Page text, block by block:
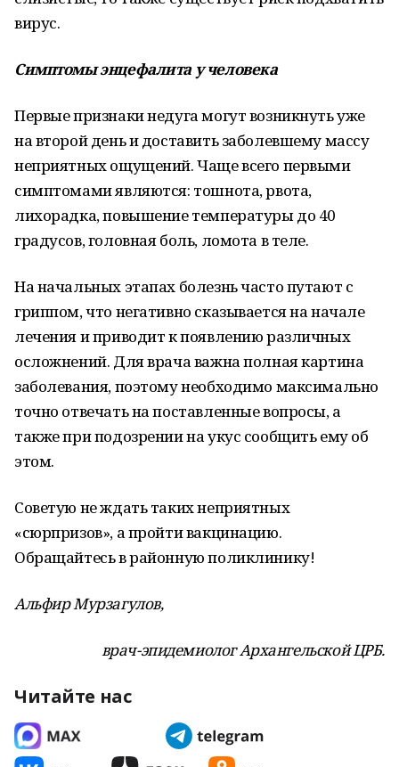
вирус.
Симптомы энцефалита у человека
Первые признаки недуга могут возникнуть уже
на второй день и доставить заболевшему массу
неприятных ощущений. Чаще всего первыми
симптомами являются: тошнота, рвота,
лихорадка, повышение температуры до 40
градусов, головная боль, ломота в теле.
На начальных этапах болезнь часто путают с
гриппом, что негативно сказывается на начале
лечения и приводит к появлению различных
осложнений. Для врача важна полная картина
заболевания, поэтому необходимо максимально
точно отвечать на поставленные вопросы, а
также при подозрении на укус сообщить ему об
этом.
Советую не ждать таких неприятных
«сюрпризов», а пройти вакцинацию.
Обращайтесь в районную поликлинику!
Альфир Мурзагулов,
врач-эпидемиолог Архангельской ЦРБ.
Читайте нас